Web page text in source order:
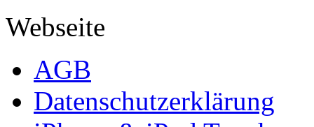
Webseite
AGB
Datenschutzerklärung